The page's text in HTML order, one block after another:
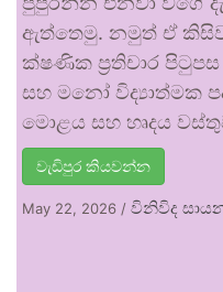
ඇත්තෙමු. නමුත් ඒ
ක්ෂණික ප්‍රතිචාර
සහ මනෝ විද්‍යාත්මක
මොළය සහ හෘදය
වැඩිපුර කියවන්න
May 22, 2026 / විනිවිද